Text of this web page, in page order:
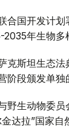
合国开发计
年生物多
克斯坦生态
阶段颁发单独
野生动物委
金达拉”国家